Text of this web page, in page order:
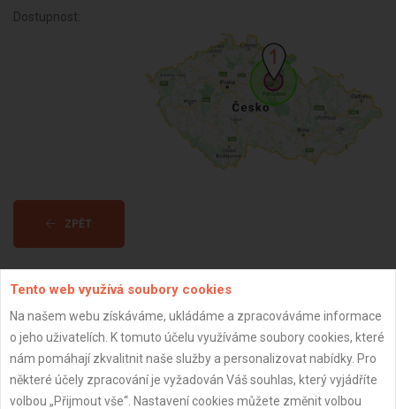
Dostupnost:
ZPĚT
Aktualizováno z portálu ARES dne 02.01.2024 14:30:11
Důležité informace
Tento web využívá soubory cookies
Na našem webu získáváme, ukládáme a zpracováváme informace
o jeho uživatelích. K tomuto účelu využíváme soubory cookies, které
nám pomáhají zkvalitnit naše služby a personalizovat nabídky. Pro
některé účely zpracování je vyžadován Váš souhlas, který vyjádříte
volbou „Přijmout vše“. Nastavení cookies můžete změnit volbou